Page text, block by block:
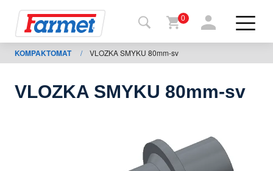
Zpět
na
0
KOMPAKTOMAT / VLOZKA SMYKU 80mm-sv
VLOZKA SMYKU 80mm-sv